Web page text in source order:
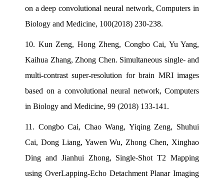
on a deep convolutional neural network, Computers in
Biology and Medicine, 100(2018) 230-238.
10. Kun Zeng, Hong Zheng, Congbo Cai, Yu Yang,
Kaihua Zhang, Zhong Chen. Simultaneous single- and
multi-contrast super-resolution for brain MRI images
based on a convolutional neural network, Computers
in Biology and Medicine, 99 (2018) 133-141.
11. Congbo Cai, Chao Wang, Yiqing Zeng, Shuhui
Cai, Dong Liang, Yawen Wu, Zhong Chen, Xinghao
Ding and Jianhui Zhong, Single-Shot T2 Mapping
using OverLapping-Echo Detachment Planar Imaging